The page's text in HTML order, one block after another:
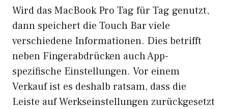
Wird das MacBook Pro Tag für Tag genutzt,
dann speichert die Touch Bar viele
verschiedene Informationen. Dies betrifft
neben Fingerabdrücken auch App-
spezifische Einstellungen. Vor einem
Verkauf ist es deshalb ratsam, dass die
Leiste auf Werkseinstellungen zurückgesetzt